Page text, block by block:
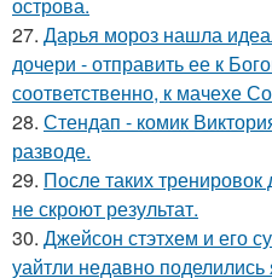
27. Дарья мороз нашла
дочери - отправить ее к
соответственно, к мачехе
28. Стендап - комик
разводе.
29. После таких
не скроют результат.
30. Джейсон стэтхем и его
уайтли недавно